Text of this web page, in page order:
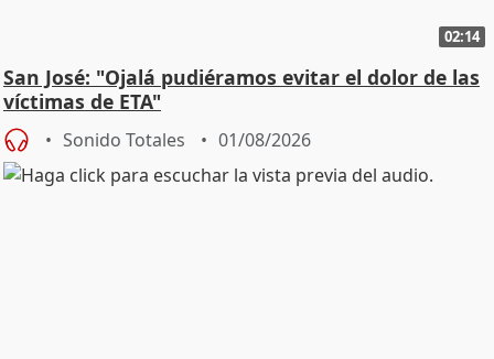
02:14
San José: "Ojalá pudiéramos evitar el dolor de las
víctimas de ETA"
Sonido Totales 01/08/2026